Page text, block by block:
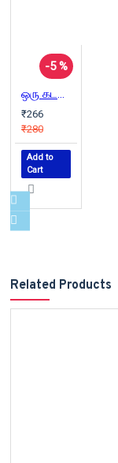
-5 %
ஒரு கடலோர கிராமத்தின் கதை
₹266
₹280
Add to
Cart
Related Products